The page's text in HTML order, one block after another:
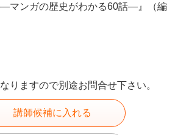
―マンガの歴史がわかる60話―』（編
りますので別途お問合せ下さい。
講師候補に入れる